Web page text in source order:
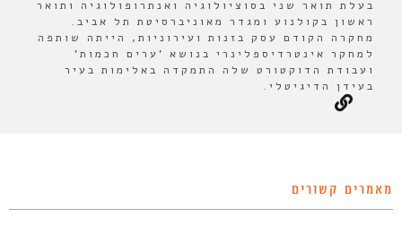
בעלת תואר שני בסוציולוגיה ואנתרופולוגיה ותואר
ראשון בקולנוע ומגדר מאוניברסיטת תל אביב.
מחקרה הקודם עסק בזנות ועירוניות, הייתה שותפה
למחקר אינטרדיספלינרי בנושא 'ערים חכמות'
ועבודת הדוקטורט שלה התמקדה באלימות בעיר
בעידן הדיגיטלי.
מאמרים קשורים